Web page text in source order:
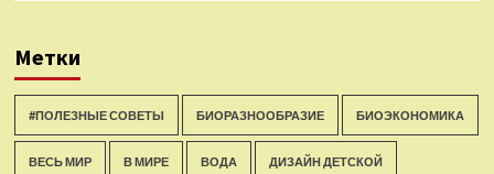
Метки
#ПОЛЕЗНЫЕ СОВЕТЫ БИОРАЗНООБРАЗИЕ БИОЭКОНОМИКА
ВЕСЬ МИР В МИРЕ ВОДА ДИЗАЙН ДЕТСКОЙ